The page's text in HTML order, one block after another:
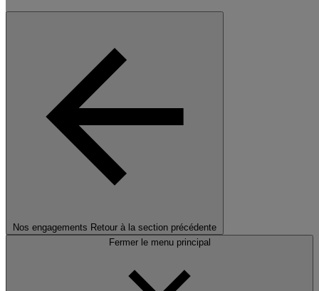
Nos engagements Retour à la section précédente
Fermer le menu principal